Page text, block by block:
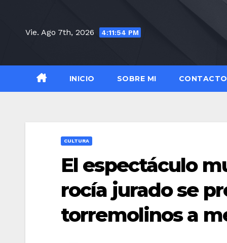
contenido
Vie. Ago 7th, 2026 4:11:55 PM
INICIO SOBRE MI CONTACTO
CULTURA
El espectáculo
rocía jurado se
torremolinos a